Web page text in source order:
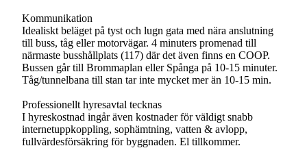
Kommunikation
Idealiskt beläget på tyst och lugn gata med nära anslutning
till buss, tåg eller motorvägar. 4 minuters promenad till
närmaste busshållplats (117) där det även finns en COOP.
Bussen går till Brommaplan eller Spånga på 10-15 minuter.
Tåg/tunnelbana till stan tar inte mycket mer än 10-15 min.
Professionellt hyresavtal tecknas
I hyreskostnad ingår även kostnader för väldigt snabb
internetuppkoppling, sophämtning, vatten & avlopp,
fullvärdesförsäkring för byggnaden. El tillkommer.